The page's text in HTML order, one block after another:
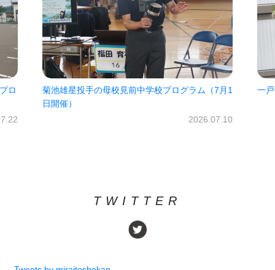
プログラム（7月1
一戸中未来パスポート2026!!
TWITTER